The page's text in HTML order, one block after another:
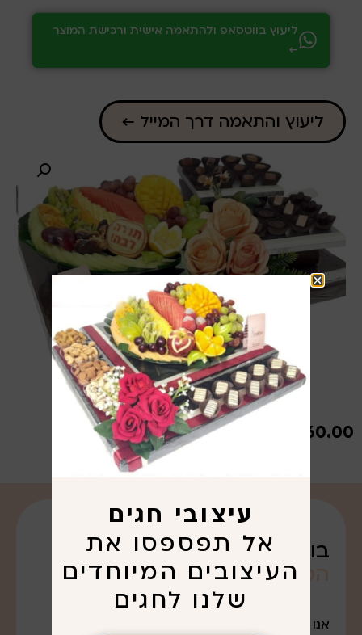
ליעוץ בווטסאפ ולהתאמה אישית ורכישת המוצר
←
ליעוץ והתאמה דרך המייל ←
660.00
בואו נדבר על
הפריגוטשרציתם. . .
אנו נמצאים במודיעין עלית
עיצובי חגים
אל תפספסו את
העיצובים המיוחדים
שלנו לחגים